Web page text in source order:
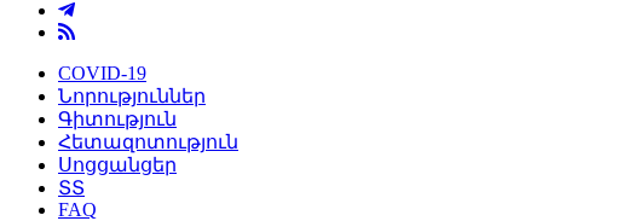
COVID-19
Նորություններ
Գիտություն
Հետազոտություն
Սոցցանցեր
ՏՏ
FAQ